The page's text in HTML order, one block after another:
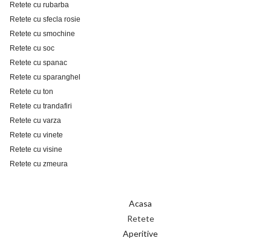
Retete cu rubarba
Retete cu sfecla rosie
Retete cu smochine
Retete cu soc
Retete cu spanac
Retete cu sparanghel
Retete cu ton
Retete cu trandafiri
Retete cu varza
Retete cu vinete
Retete cu visine
Retete cu zmeura
Acasa
Retete
Aperitive